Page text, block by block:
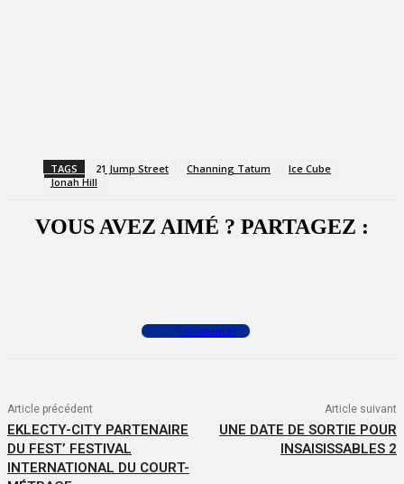
TAGS 21 Jump Street Channing Tatum
Ice Cube
Jonah Hill
VOUS AVEZ AIMÉ ? PARTAGEZ :
Commenter
Article précédent
EKLECTY-CITY PARTENAIRE
DU FEST’ FESTIVAL
INTERNATIONAL DU COURT-
Article suivant
UNE DATE DE SORTIE POUR
INSAISISSABLES 2